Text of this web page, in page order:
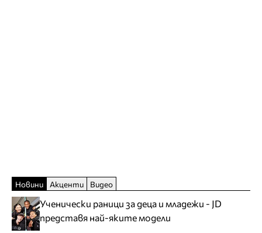
Новини Акценти Видео
Ученически раници за деца и младежи - JD
представя най-яките модели